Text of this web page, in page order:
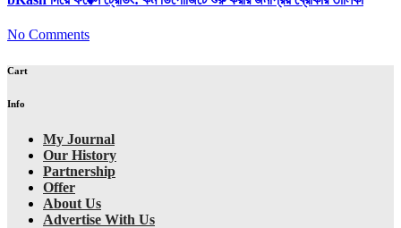
No Comments
Cart
Info
My Journal
Our History
Partnership
Offer
About Us
Advertise With Us